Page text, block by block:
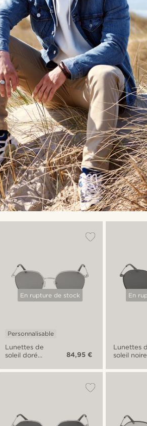
En rupture de stock
Lunettes de
soleil dorées
à verres
Personnalisable
84,95 €
En
Lunettes
soleil
à verres